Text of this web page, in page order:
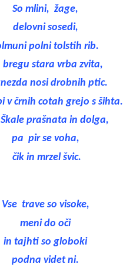
So mlini, žage,
delovni sosedi,
polni tolstih rib.
bregu stara vrba zvita,
nosi drobnih ptic.
v črnih cotah grejo s šihta.
Škale prašnata in dolga,
pa pir se voha,
čik in mrzel švic.
Vse trave so visoke,
meni do oči
in tajhti so globoki
podna videt ni.